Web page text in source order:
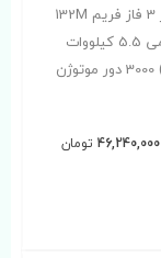
الکتروموتور 3 فاز فریم 132M
آلومینیومی 5.5 کیلووات
46,240,000 تومان